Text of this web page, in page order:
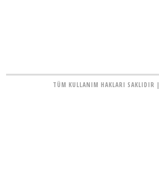
TÜM KULLANIM HAKLARI SAKLIDIR |